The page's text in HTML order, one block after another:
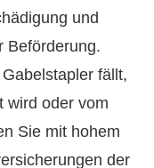
und
Beförderung.
fällt,
wird oder vom
Sie mit hohem
der